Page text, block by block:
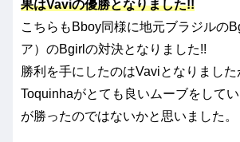
果はVaviの優勝となりました!!
こちらもBboy同様に地元ブラジルの
ア）のBgirlの対決となりました!!
勝利を手にしたのはVaviとなりまし
Toquinhaがとても良いムーブをして
が勝ったのではないかと思いました。